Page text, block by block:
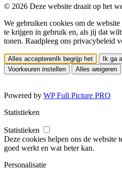
© 2026 Deze website draait op het
We gebruiken cookies om de
te krijgen in gebruik en, als jij dat
tonen. Raadpleeg ons privacybeleid
Alles accepteren Ik begrijp het
Ik ga
Voorkeuren instellen
Alles weigeren
Powered by WP Full Picture PRO
Statistieken
Statistieken
Deze cookies helpen ons de website
goed werkt en wat beter kan.
Personalisatie